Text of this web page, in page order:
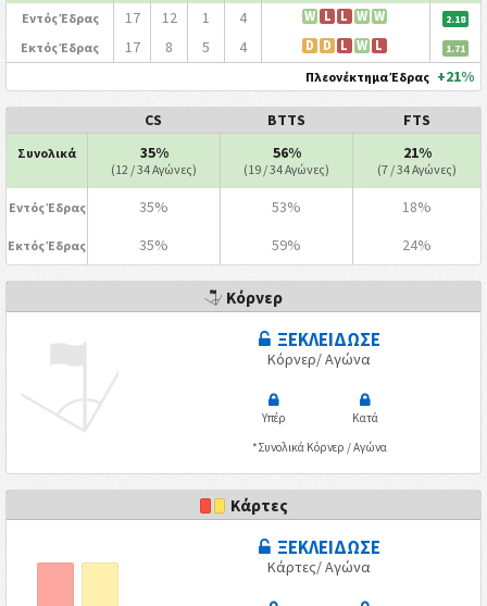
Εντός Έδρας 17 12 1 4 W L L W W 2.18
Εκτός Έδρας 17 8 5 4 D D L W L 1.71
Πλεονέκτημα Έδρας +21%
CS BTTS FTS
Συνολικά 35%
(12 / 34 Αγώνες)
56%
(19 / 34 Αγώνες)
21%
(7 / 34 Αγώνες)
Εντός Έδρας 35% 53% 18%
Εκτός Έδρας 35% 59% 24%
Κόρνερ
ΞΕΚΛΕΙΔΩΣΕ
Κόρνερ/ Αγώνα
Υπέρ
Κατά
*Συνολικά Κόρνερ / Αγώνα
Κάρτες
ΞΕΚΛΕΙΔΩΣΕ
Κάρτες/ Αγώνα